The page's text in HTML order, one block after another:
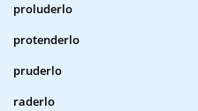
proluderlo
protenderlo
pruderlo
raderlo